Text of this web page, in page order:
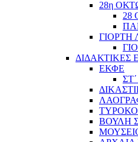
28η
28
ΓΙΟΡΤΗ
ΔΙΔΑΚΤΙΚΕΣ
ΕΚΦΕ
ΒΟΥΛΗ